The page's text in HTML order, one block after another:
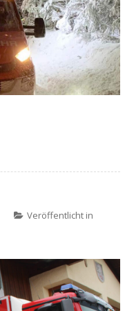
Veröffentlicht in